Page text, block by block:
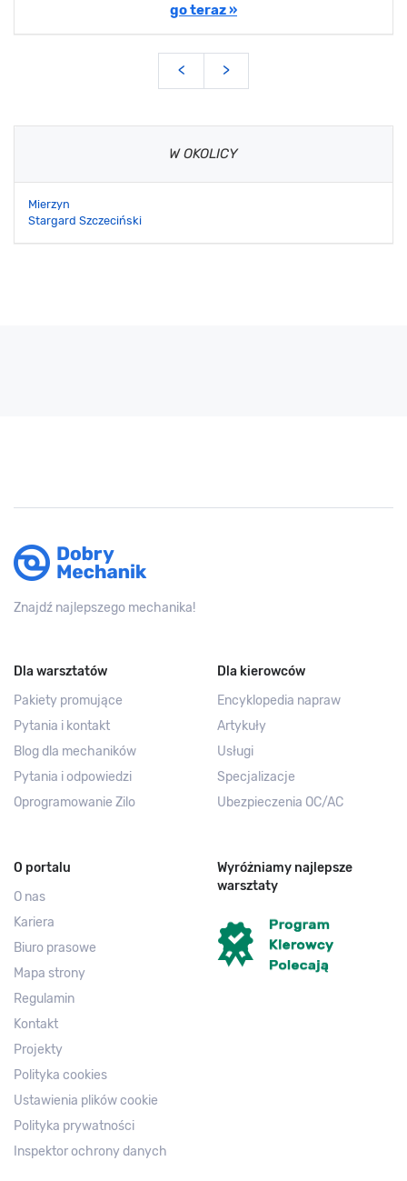
go teraz »
< >
W OKOLICY
Mierzyn
Stargard Szczeciński
Znajdź najlepszego mechanika!
Dla warsztatów
Pakiety promujące
Pytania i kontakt
Blog dla mechaników
Pytania i odpowiedzi
Oprogramowanie Zilo
Dla kierowców
Encyklopedia napraw
Artykuły
Usługi
Specjalizacje
Ubezpieczenia OC/AC
O portalu
O nas
Kariera
Biuro prasowe
Mapa strony
Regulamin
Kontakt
Projekty
Polityka cookies
Ustawienia plików cookie
Polityka prywatności
Inspektor ochrony danych
Wyróżniamy najlepsze
warsztaty